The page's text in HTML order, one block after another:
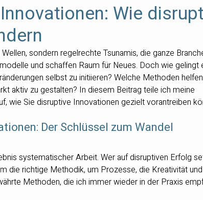
Wie
sondern regelrechte Tsunamis, die ganze
und schaffen Raum für Neues. Doch wie gelingt
selbst zu initiieren? Welche Methoden
aktiv zu gestalten? In diesem Beitrag teile ich meine
wie Sie disruptive Innovationen gezielt vorantreiben
Der Schlüssel zum Wandel
systematischer Arbeit. Wer auf disruptiven Erfolg
die richtige Methodik, um Prozesse, die Kreativität und
Methoden, die ich immer wieder in der Praxis